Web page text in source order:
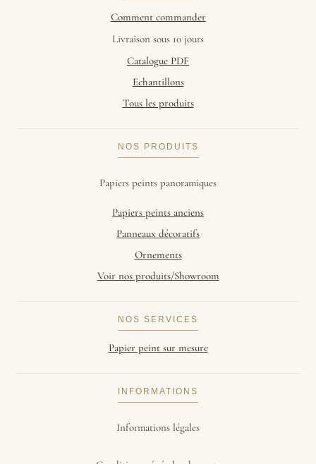
Comment commander
Livraison sous 10 jours
Catalogue PDF
Echantillons
Tous les produits
NOS PRODUITS
Papiers peints panoramiques
Papiers peints anciens
Panneaux décoratifs
Ornements
Voir nos produits/Showroom
NOS SERVICES
Papier peint sur mesure
INFORMATIONS
Informations légales